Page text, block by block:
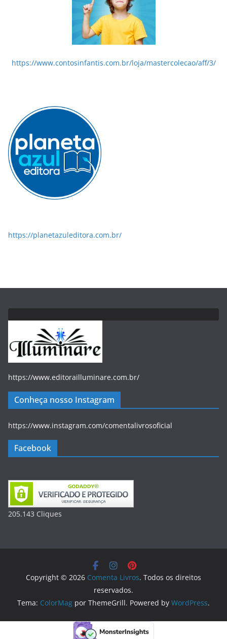
https://www.contosinfantis.com.br/loja/mastercolecao/aff/3/
https://planetazuleditora.com.br/
https://www.editorailluminare.com.br/
Conheça nosso Instagram
https://www.instagram.com/comentalivrosoficial
Facebook
205.143 Cliques
Copyright © 2026 Comenta Livros. Todos os direitos
reservados.
Tema: ColorMag por ThemeGrill. Powered by WordPress.